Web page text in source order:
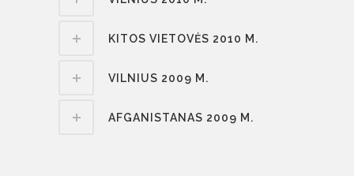
KITOS VIETOVĖS 2010 M.
VILNIUS 2009 M.
AFGANISTANAS 2009 M.